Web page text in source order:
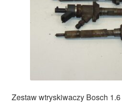
Zestaw wtryskiwaczy Bosch